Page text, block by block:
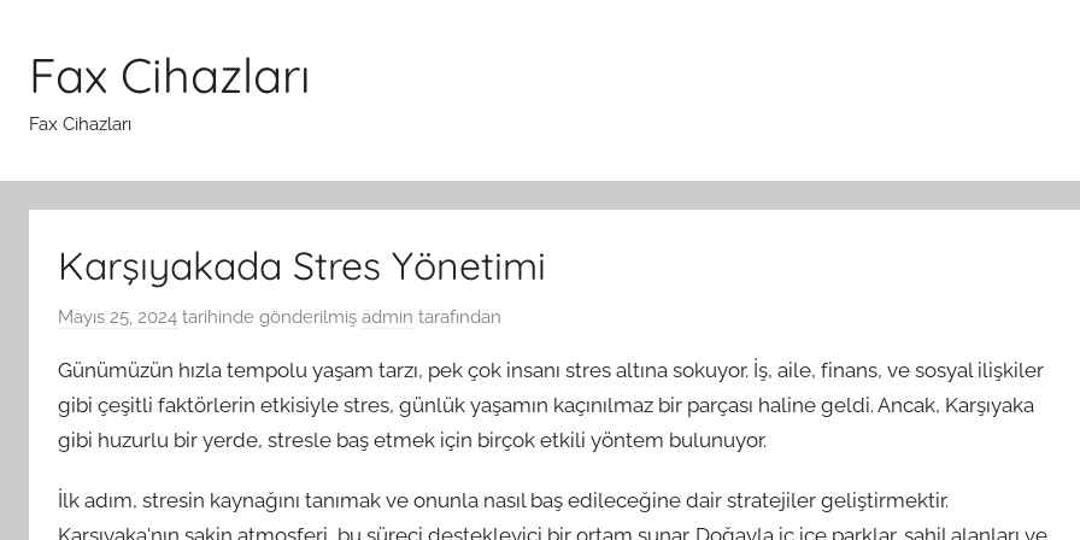
Fax Cihazları
Fax Cihazları
Karşıyakada Stres Yönetimi
Mayıs 25, 2024 tarihinde gönderilmiş admin tarafından
Günümüzün hızla tempolu yaşam tarzı, pek çok insanı stres altına sokuyor. İş, aile, finans, ve sosyal ilişkiler
gibi çeşitli faktörlerin etkisiyle stres, günlük yaşamın kaçınılmaz bir parçası haline geldi. Ancak, Karşıyaka
gibi huzurlu bir yerde, stresle baş etmek için birçok etkili yöntem bulunuyor.
İlk adım, stresin kaynağını tanımak ve onunla nasıl baş edileceğine dair stratejiler geliştirmektir.
Karşıyaka'nın sakin atmosferi, bu süreci destekleyici bir ortam sunar. Doğayla iç içe parklar, sahil alanları ve